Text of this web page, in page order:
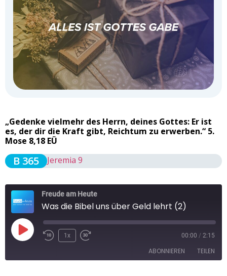
„Gedenke vielmehr des Herrn, deines Gottes: Er ist
es, der dir die Kraft gibt, Reichtum zu erwerben.“ 5.
Mose 8,18 EÜ
B 365 Jeremia 9
Freude am Heute
Was die Bibel uns über Geld lehrt (2)
1x 00:00 / 2:15
ABONNIEREN TEILEN